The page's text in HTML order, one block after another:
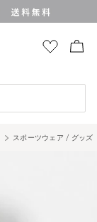
スポーツウェア / グッズ